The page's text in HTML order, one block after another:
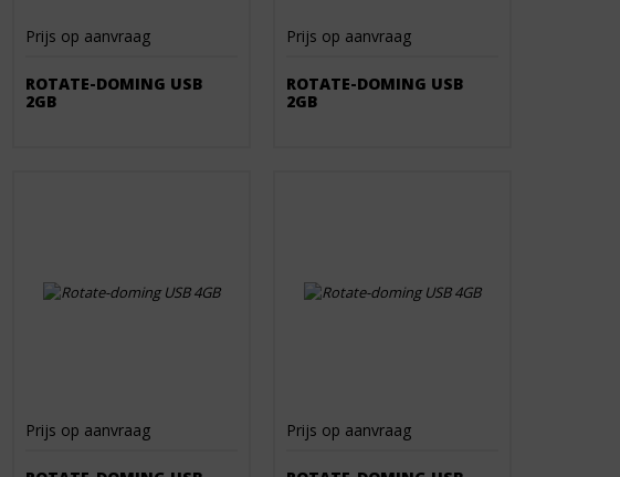
Prijs op aanvraag
ROTATE-DOMING USB
2GB
Prijs op aanvraag
ROTATE-DOMING USB
2GB
Prijs op aanvraag Prijs op aanvraag